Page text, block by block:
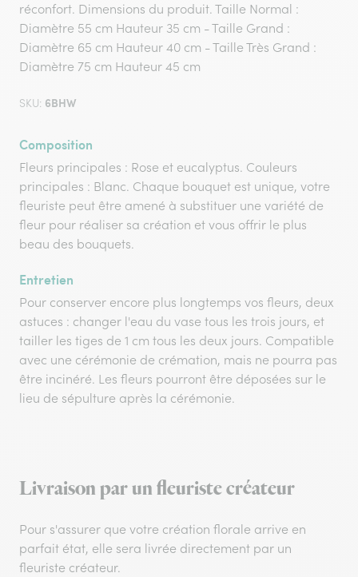
réconfort. Dimensions du produit. Taille Normal :
Diamètre 55 cm Hauteur 35 cm - Taille Grand :
Diamètre 65 cm Hauteur 40 cm - Taille Très Grand :
Diamètre 75 cm Hauteur 45 cm
SKU: 6BHW
Composition
Fleurs principales : Rose et eucalyptus. Couleurs
principales : Blanc. Chaque bouquet est unique, votre
fleuriste peut être amené à substituer une variété de
fleur pour réaliser sa création et vous offrir le plus
beau des bouquets.
Entretien
Pour conserver encore plus longtemps vos fleurs, deux
astuces : changer l'eau du vase tous les trois jours, et
tailler les tiges de 1 cm tous les deux jours. Compatible
avec une cérémonie de crémation, mais ne pourra pas
être incinéré. Les fleurs pourront être déposées sur le
lieu de sépulture après la cérémonie.
Livraison par un fleuriste créateur
Pour s'assurer que votre création florale arrive en
parfait état, elle sera livrée directement par un
fleuriste créateur.